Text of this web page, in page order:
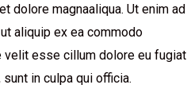
dolore magnaaliqua. Ut enim ad
aliquip ex ea commodo
velit esse cillum dolore eu fugiat
in culpa qui officia.